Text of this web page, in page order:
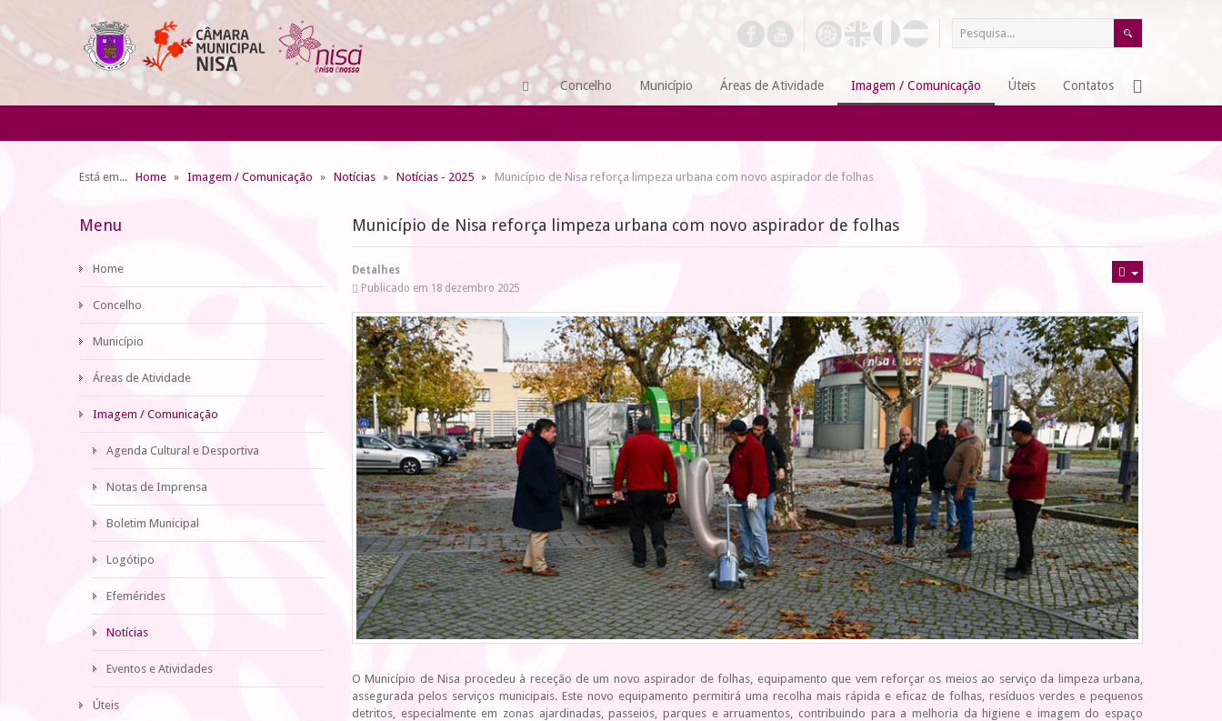
Concelho Município Áreas de Atividade Imagem / Comunicação Úteis Contatos
Está em... Home Imagem / Comunicação Notícias Notícias - 2025 Município de Nisa reforça limpeza urbana com novo aspirador de folhas
Município de Nisa reforça limpeza urbana com novo aspirador de folhas
Detalhes
Publicado em 18 dezembro 2025
O Município de Nisa procedeu à receção de um novo aspirador de folhas, equipamento que vem reforçar os meios ao serviço da limpeza urbana,
assegurada pelos serviços municipais. Este novo equipamento permitirá uma recolha mais rápida e eficaz de folhas, resíduos verdes e pequenos
detritos, especialmente em zonas ajardinadas, passeios, parques e arruamentos, contribuindo para a melhoria da higiene e imagem do espaço
Menu
Home
Concelho
Município
Áreas de Atividade
Imagem / Comunicação
Agenda Cultural e Desportiva
Notas de Imprensa
Boletim Municipal
Logótipo
Efemérides
Notícias
Eventos e Atividades
Úteis